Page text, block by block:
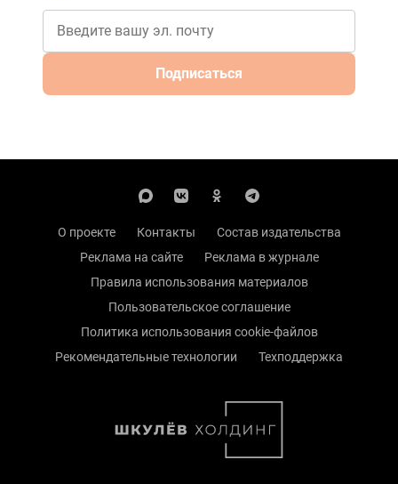
Подписаться
О проекте Контакты
Состав издательства
Реклама на сайте
Реклама в журнале
Правила использования материалов
Пользовательское соглашение
Политика использования cookie-файлов
Рекомендательные технологии
Техподдержка